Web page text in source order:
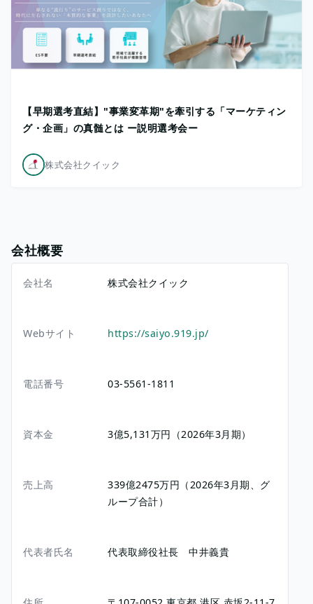
【早期選考直結】"事業変革期"を牽引する「マーケティン
グ・企画」の真髄とは ー説明選考会ー
株式会社クイック
会社概要
会社名 株式会社クイック
Webサイト https://saiyo.919.jp/
電話番号 03-5561-1811
資本金 3億5,131万円（2026年3月期）
売上高
339億2475万円（2026年3月期、グ
ループ合計）
代表者氏名 代表取締役社長 中井義貴